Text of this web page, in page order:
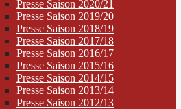
Presse Saison 2020/21
Presse Saison 2019/20
Presse Saison 2018/19
Presse Saison 2017/18
Presse Saison 2016/17
Presse Saison 2015/16
Presse Saison 2014/15
Presse Saison 2013/14
Presse Saison 2012/13